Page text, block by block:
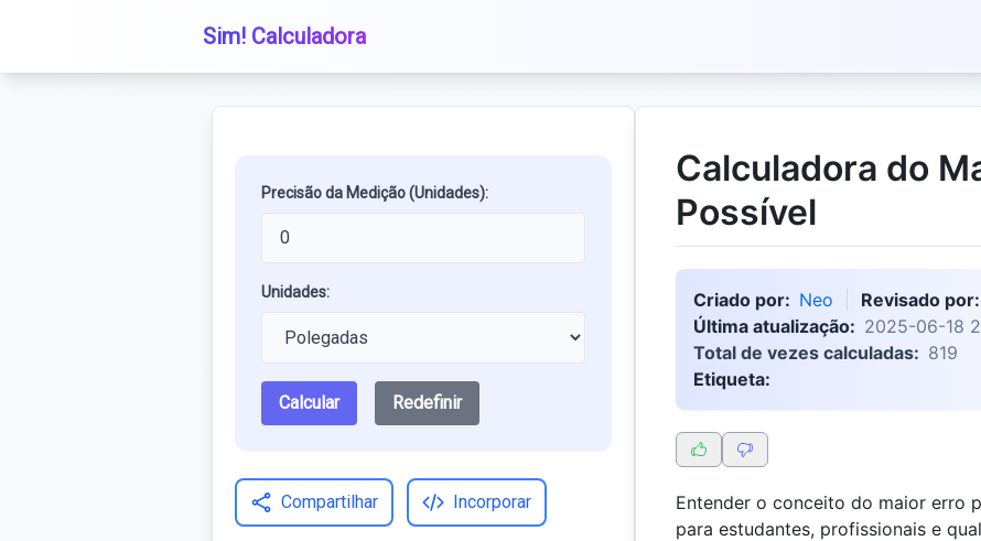
Sim! Calculadora
Precisão da Medição (Unidades):
Unidades:
Calcular Redefinir
Compartilhar Incorporar
Calculadora do
Possível
Criado por: Neo Revisado por:
Última atualização: 2025-06-18
Total de vezes calculadas: 819
Etiqueta:
Entender o conceito do maior erro
para estudantes, profissionais e